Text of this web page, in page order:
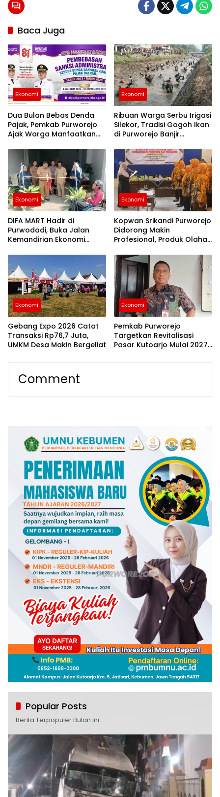
24
jam
berita
purworejo
berita
purworejo
hari ini
Berita
Purworejo
Terkini
berita
terkini
purworejo
Mbg
Baca Juga
Ekonomi
Dua Bulan Bebas Denda
Pajak, Pemkab Purworejo
Ajak Warga Manfaatkan
September
Ekonomi
Ribuan Warga Serbu Irigasi
Silekor, Tradisi Gogoh Ikan
di Purworejo Banjir
Ekonomi
DIFA MART Hadir di
Purwodadi, Buka Jalan
Kemandirian Ekonomi
Ekonomi
Kopwan Srikandi Purworejo
Didorong Makin
Profesional, Produk Olahan
Internasional
Ekonomi
Gebang Expo 2026 Catat
Transaksi Rp76,7 Juta,
UMKM Desa Makin Bergeliat
Ekonomi
Pemkab Purworejo
Targetkan Revitalisasi
Pasar Kutoarjo Mulai 2027,
Kelayakan hingga DED
Comment
Popular Posts
Berita Terpopuler Bulan ini